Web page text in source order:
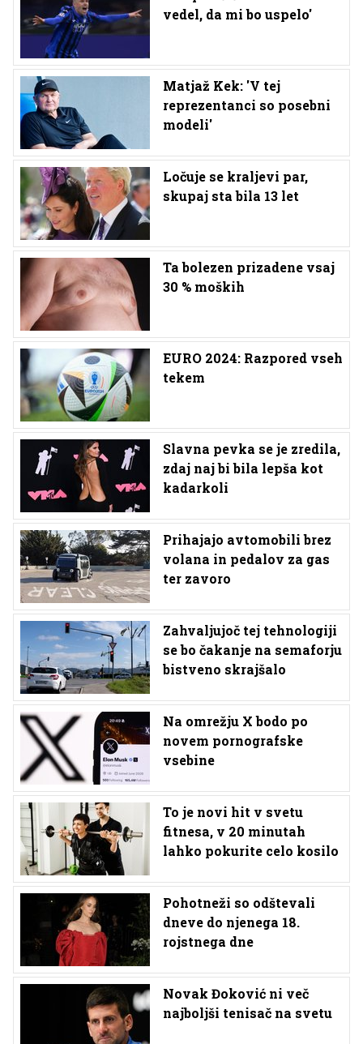
vedel, da mi bo uspelo'
Matjaž Kek: 'V tej
reprezentanci so posebni
modeli'
Ločuje se kraljevi par,
skupaj sta bila 13 let
Ta bolezen prizadene vsaj
30 % moških
EURO 2024: Razpored vseh
tekem
Slavna pevka se je zredila,
zdaj naj bi bila lepša kot
kadarkoli
Prihajajo avtomobili brez
volana in pedalov za gas
ter zavoro
Zahvaljujoč tej tehnologiji
se bo čakanje na semaforju
bistveno skrajšalo
Na omrežju X bodo po
novem pornografske
vsebine
To je novi hit v svetu
fitnesa, v 20 minutah
lahko pokurite celo kosilo
Pohotneži so odštevali
dneve do njenega 18.
rojstnega dne
Novak Đoković ni več
najboljši tenisač na svetu